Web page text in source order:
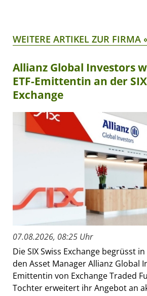
WEITERE ARTIKEL ZUR FIRMA
Allianz Global Investors
ETF-Emittentin an der
Exchange
07.08.2026, 08:25 Uhr
Die SIX Swiss Exchange begrüsst
den Asset Manager Allianz Global
Emittentin von Exchange Traded
Tochter erweitert ihr Angebot an